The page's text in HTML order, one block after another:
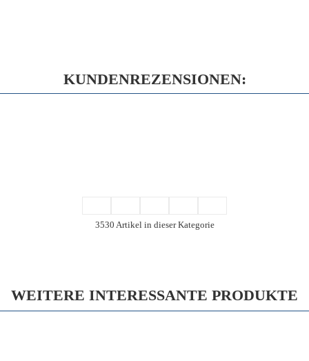
KUNDENREZENSIONEN:
3530 Artikel in dieser Kategorie
WEITERE INTERESSANTE PRODUKTE